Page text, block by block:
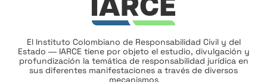
El Instituto Colombiano de Responsabilidad Civil y del
Estado ― IARCE tiene por objeto el estudio, divulgación y
profundización la temática de responsabilidad jurídica en
sus diferentes manifestaciones a través de diversos
mecanismos